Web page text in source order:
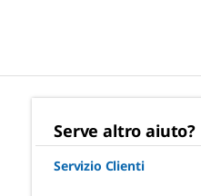
Serve altro aiuto?
Servizio Clienti